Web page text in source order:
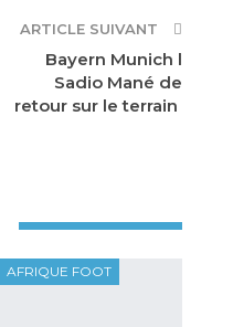
ARTICLE SUIVANT
Bayern Munich l
Sadio Mané de
retour sur le terrain
AFRIQUE FOOT